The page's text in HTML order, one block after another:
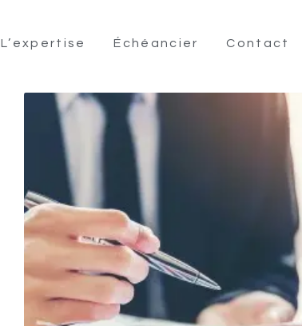
L’expertise Échéancier Contact